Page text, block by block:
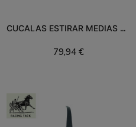
CUCALAS ESTIRAR MEDIAS 251 RT
79,94 €
Añadir al carrito